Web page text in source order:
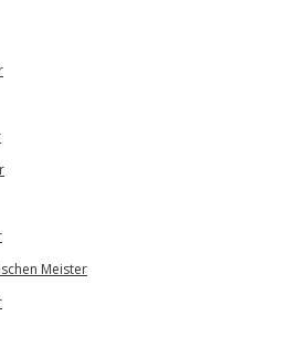
Meister